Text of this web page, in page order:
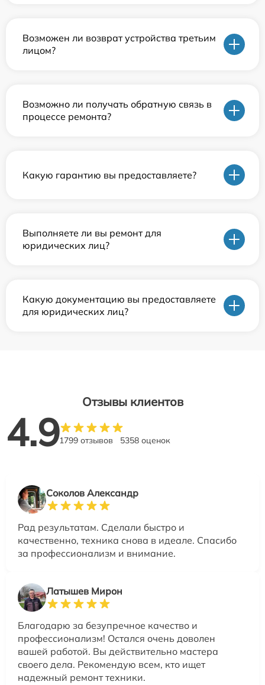
Возможен ли возврат устройства третьим
лицом?
Возможно ли получать обратную связь в
процессе ремонта?
Какую гарантию вы предоставляете?
Выполняете ли вы ремонт для
юридических лиц?
Какую документацию вы предоставляете
для юридических лиц?
Отзывы клиентов
4.91799 отзывов 5358 оценок
Соколов Александр
Рад результатам. Сделали быстро и
качественно, техника снова в идеале. Спасибо
за профессионализм и внимание.
Латышев Мирон
Благодарю за безупречное качество и
профессионализм! Остался очень доволен
вашей работой. Вы действительно мастера
своего дела. Рекомендую всем, кто ищет
надежный ремонт техники.